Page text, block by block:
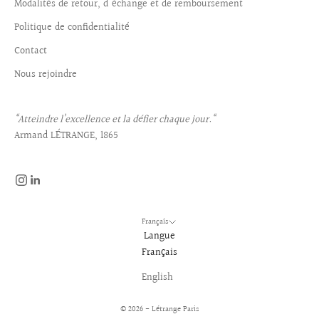
Modalités de retour, d'échange et de remboursement
Politique de confidentialité
Contact
Nous rejoindre
“Atteindre l’excellence et la défier chaque jour.“
Armand LÉTRANGE, 1865
Français
Langue
Français
English
© 2026 - Létrange Paris